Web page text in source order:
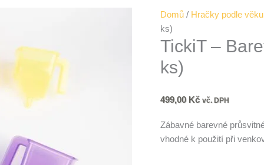
Domů / Hračky podle věku
ks)
TickiT –
ks)
499,00 Kč vč. DPH
Zábavné barevné
vhodné k použití při
TickiT
-
Barevné
trychtýře
ks)